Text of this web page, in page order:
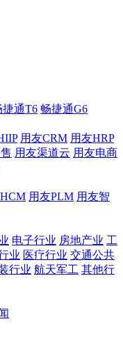
捷通T6 畅捷通G6
用友CRM 用友HRP
用友渠道云 用友电商
用友PLM 用友智
电子行业 房地产业 工
业 医疗行业 交通公共
行业 航天军工 其他行